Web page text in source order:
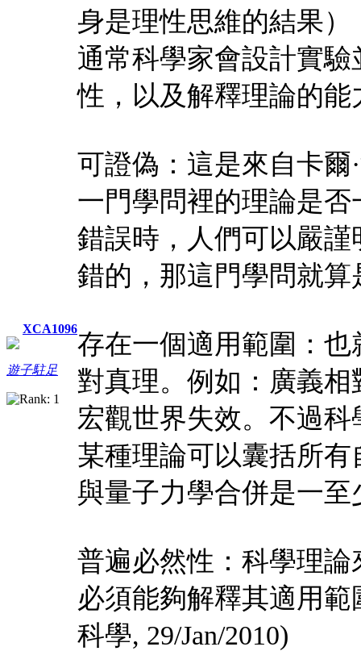
XCA1096
遊子駐足
身是理性思維的結果
通常科學家會設計實
性，以及解釋理論的能
可證偽：這是來自卡爾
一門學問裡的理論是
錯誤時，人們可以嚴
錯的，那這門學問就
存在一個適用範圍：
對真理。例如：廣義
宏觀世界失效。不過
某種理論可以囊括所
與量子力學合併是一
普遍必然性：科學理
必須能夠解釋其適用
科學, 29/Jan/2010)